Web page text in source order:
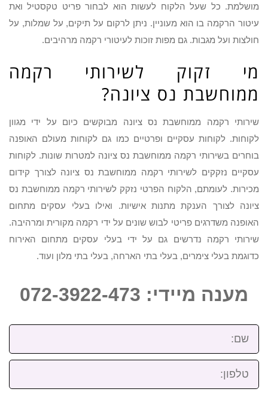
מושלמת. כל שעל הלקוח לעשות הוא לבחור פריט טקסטיל ואת
עיטור הרקמה בו הוא מעוניין. ניתן לרקום על תיקים, על שמלות, על
חולצות ועל מגבות. גם מפות זוכות לעיטורי רקמה מרהיבים.
מי זקוק לשירותי רקמה
ממוחשבת נס ציונה?
שירותי רקמה ממוחשבת נס ציונה מבוקשים כיום על ידי מגוון
לקוחות. לקוחות עסקיים ופרטיים כמו גם לקוחות מעולם האופנה
בוחרים בשירותי רקמה ממוחשבת נס ציונה למטרות שונות. לקוחות
עסקיים נזקקים לשירותי רקמה ממוחשבת נס ציונה לצורך קידום
מכירות. לעומתם, הלקוח הפרטי נזקק לשירותי רקמה ממוחשבת נס
ציונה לצורך הענקת מתנות אישיות. ואילו בעלי עסקים מתחום
האופנה משדרגים פריטי לבוש שונים על ידי רקמה מקורית ומרהיבה.
שירותי רקמה נדרשים גם על ידי בעלי עסקים מתחום האירוח
כדוגמת בעלי צימרים, בעלי בתי הארחה, בעלי בתי מלון ועוד.
מענה מיידי: 072-3922-473
שם:
טלפון: